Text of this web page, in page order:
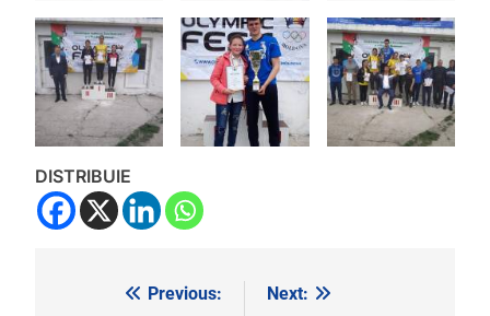
DISTRIBUIE
NavigarePrevious:
Next: